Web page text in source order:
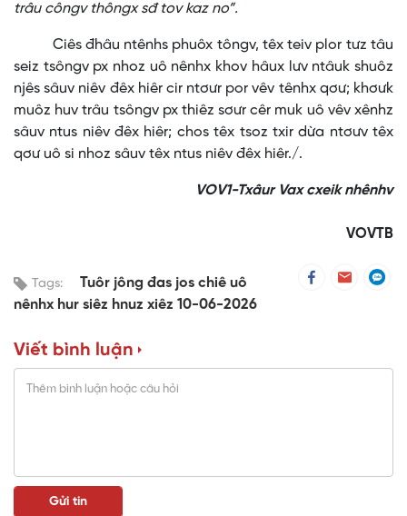
trâu côngv thôngx sđ tov kaz no”.
Ciês đhâu ntênhs phuôx tôngv, têx teiv plor tưz tâu
seiz tsôngv px nhoz uô nênhx khov hâux lưv ntâuk shuôz
njês sâuv niêv đêx hiêr cir ntơưr por vêv tênhx qơư; khơưk
muôz huv trâu tsôngv px thiêz sơưr cêr muk uô vêv xênhz
sâuv ntus niêv đêx hiêr; chos têx tsoz txir dừa ntơưv têx
qơư uô si nhoz sâuv têx ntus niêv đêx hiêr./.
VOV1-Txâur Vax cxeik nhênhv
VOVTB
Tags:
Tuôr jông đas jos chiê uô
nênhx hur siêz hnuz xiêz 10-06-2026
Viết bình luận